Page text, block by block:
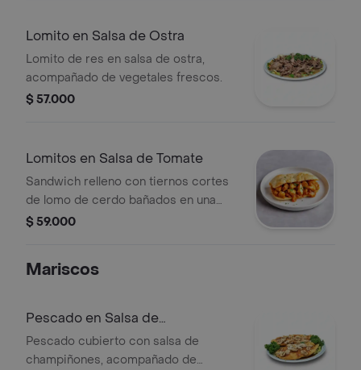
Lomito en Salsa de Ostra
Lomito de res en salsa de ostra,
acompañado de vegetales frescos.
$ 57.000
Lomitos en Salsa de Tomate
Sandwich relleno con tiernos cortes
de lomo de cerdo bañados en una
rica salsa de tomate.
$ 59.000
Mariscos
Pescado en Salsa de
Champiñones
Pescado cubierto con salsa de
champiñones, acompañado de